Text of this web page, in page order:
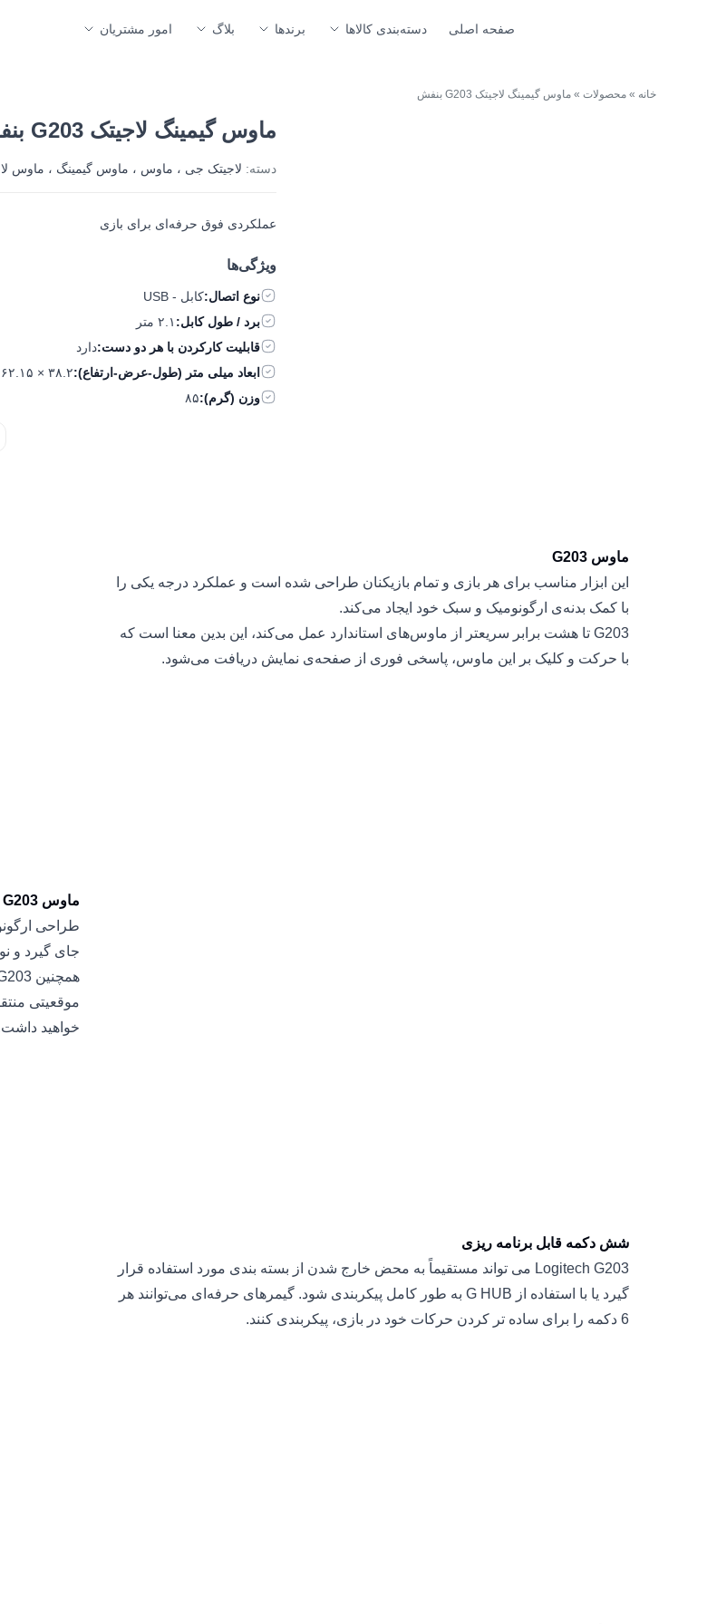
صفحه اصلی دسته‌بندی کالاها برندها بلاگ امور مشتریان
خانه » محصولات » ماوس گیمینگ لاجیتک G203 بنفش
ماوس گیمینگ لاجیتک G203 بنفش
دسته: لاجیتک جی ، ماوس ، ماوس گیمینگ ، ماوس
عملکردی فوق حرفه‌ای برای بازی
ویژگی‌ها
نوع اتصال:کابل - USB
برد / طول کابل: ۲.۱ متر
قابليت کارکردن با هر دو دست:دارد
ابعاد میلی متر (طول-عرض-ارتفاع):۳۸.۲ × ۶۲.۱۵ × ۱۱۶.۶ میلی متر
وزن (گرم):۸۵
ماوس G203
این ابزار مناسب برای هر بازی و تمام بازیکنان طراحی شده است و عملکرد درجه‌ یکی را
با کمک بدنه‌ی ارگونومیک و سبک خود ایجاد می‌کند.
G203 تا هشت برابر سریعتر از ماوس‌های استاندارد عمل می‌کند، این بدین معنا است که
با حرکت و کلیک بر این ماوس، پاسخی فوری از صفحه‌ی نمایش دریافت می‌شود.
ماوس G203
طراحی
جای گیرد و نور آن تا ۱۶.۸ میلیون رنگ
خواهید
شش دکمه قابل برنامه ریزی
Logitech G203 می تواند مستقیماً به محض خارج شدن از بسته بندی مورد استفاده قرار
گیرد یا با استفاده از G HUB به طور کامل پیکربندی شود. گیمرهای حرفه‌ای می‌توانند هر
6 دکمه را برای ساده تر کردن حرکات خود در بازی، پیکربندی کنند.